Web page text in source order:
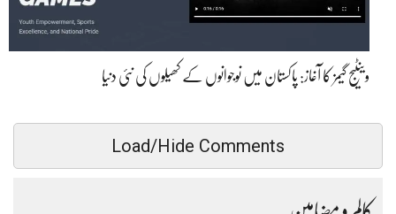
وینٹیج گیمز کا آغاز: پاکستان میں نوجوانوں کے کھیلوں کی نئی دنیا
Load/Hide Comments